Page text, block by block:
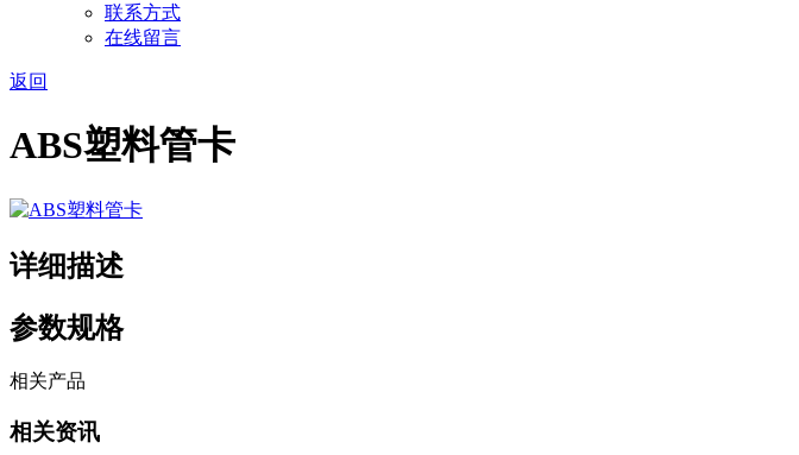
联系方式
在线留言
返回
ABS塑料管卡
详细描述
参数规格
相关产品
相关资讯